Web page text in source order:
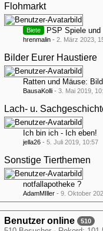
Flohmarkt
Biete PSP Spiele und
hrenmalin - 2. März 2023,
Bilder Eurer Haustiere
Ratten und Mäuse:
BausaKolli - 3. Mai 2019,
Lach- u.
Ich bin ich - Ich eben!
jella26 - 5. Juli 2019, 10:57
Sonstige Tierthemen
notfallapotheke ?
AdamMIller - 9. Oktober
Benutzer online 510